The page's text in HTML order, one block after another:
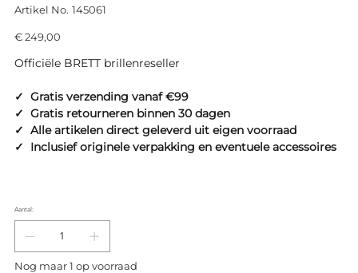
Artikel No. Productcode
145061
145061
Prijs
€ 249,00
Officiële BRETT brillenreseller
✓ Gratis verzending vanaf €99
✓ Gratis retourneren binnen 30 dagen
✓ Alle artikelen direct geleverd uit eigen voorraad
✓ Inclusief originele verpakking en eventuele accessoires
Aantal:
Nog maar 1 op voorraad